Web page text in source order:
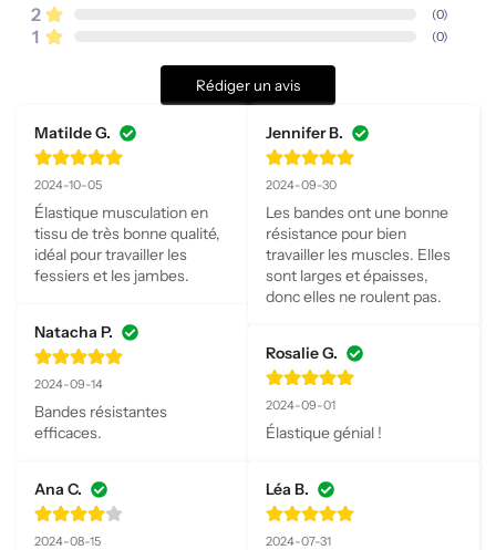
2
(0)
1 (0)
Rédiger un avis
Matilde G.
2024-10-05
Élastique musculation en
tissu de très bonne qualité,
idéal pour travailler les
fessiers et les jambes.
Natacha P.
2024-09-14
Bandes résistantes
efficaces.
Ana C.
2024-08-15
Jennifer B.
2024-09-30
Les bandes ont une bonne
résistance pour bien
travailler les muscles. Elles
sont larges et épaisses,
donc elles ne roulent pas.
Rosalie G.
2024-09-01
Élastique génial !
Léa B.
2024-07-31